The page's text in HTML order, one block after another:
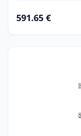
591.65 €